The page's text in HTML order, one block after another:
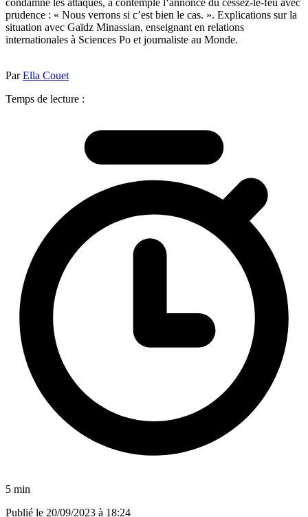
prudence : « Nous verrons si c’est bien le cas. ». Explications sur la
situation avec Gaïdz Minassian, enseignant en relations
internationales à Sciences Po et journaliste au Monde.
ParElla Couet
Temps de lecture :
5 min
Publié le 20/09/2023 à 18:24